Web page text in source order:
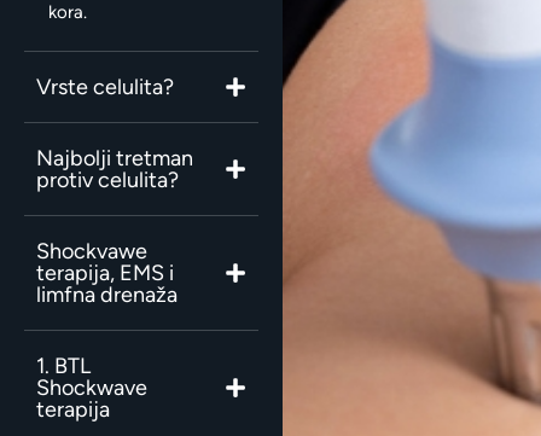
kora.
Vrste celulita?
Najbolji tretman
protiv celulita?
Shockvawe
terapija, EMS i
limfna drenaža
1. BTL
Shockwave
terapija